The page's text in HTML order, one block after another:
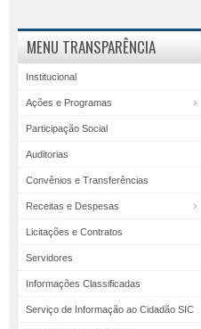
MENU TRANSPARÊNCIA
Institucional
Ações e Programas
Participação Social
Auditorias
Convênios e Transferências
Receitas e Despesas
Licitações e Contratos
Servidores
Informações Classificadas
Serviço de Informação ao Cidadão SIC